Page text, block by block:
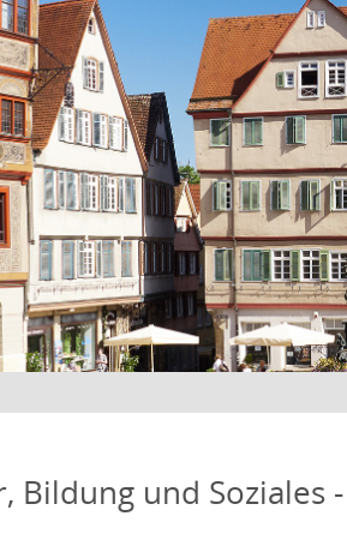
Bildung und Soziales